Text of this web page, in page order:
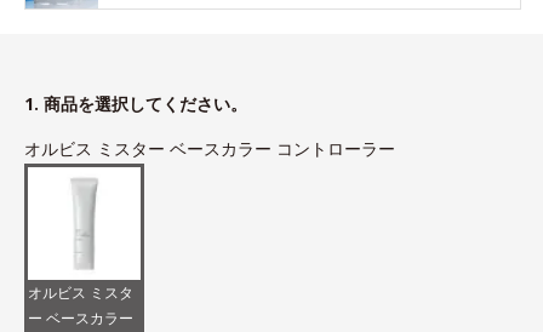
1. 商品を選択してください。
オルビス ミスター ベースカラー コントローラー
オルビス ミスタ
ー ベースカラー